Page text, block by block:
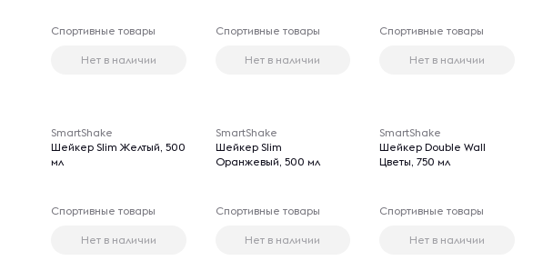
Спортивные товары
Нет в наличии
Спортивные товары
Нет в наличии
Спортивные товары
Нет в наличии
SmartShake
Шейкер Slim Желтый, 500
мл
Спортивные товары
Нет в наличии
SmartShake
Шейкер Slim
Оранжевый, 500 мл
Спортивные товары
Нет в наличии
SmartShake
Шейкер Double Wall
Цветы, 750 мл
Спортивные товары
Нет в наличии